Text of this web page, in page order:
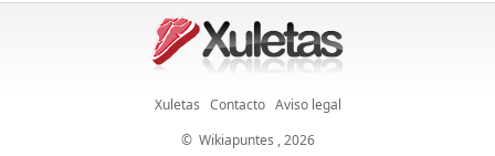
Xuletas Contacto Aviso legal
© Wikiapuntes , 2026